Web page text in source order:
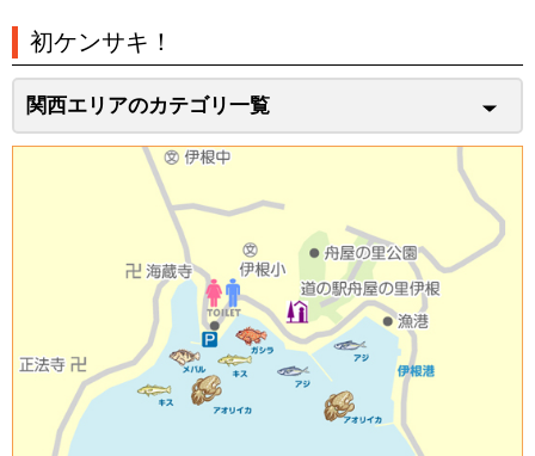
初ケンサキ！
関西エリアのカテゴリ一覧